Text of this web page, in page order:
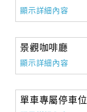
顯示詳細內容
景觀咖啡廳
顯示詳細內容
單車專屬停車位